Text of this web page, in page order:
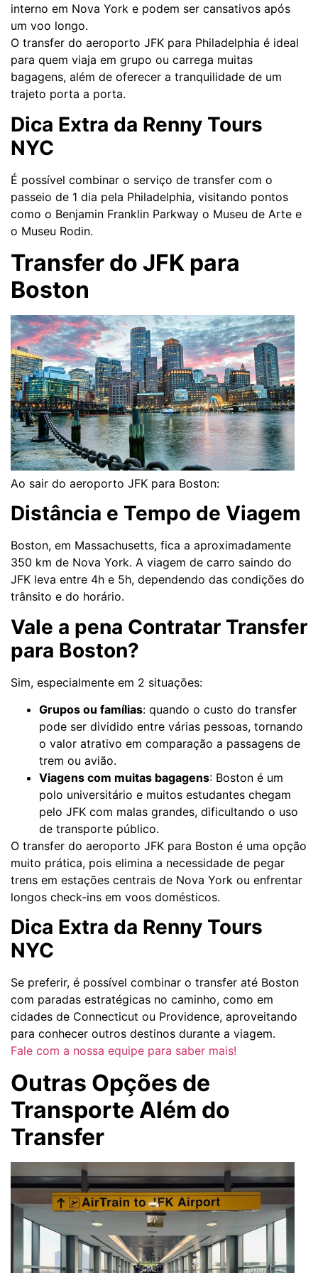
interno em Nova York e podem ser cansativos após
um voo longo.
O transfer do aeroporto JFK para Philadelphia é ideal
para quem viaja em grupo ou carrega muitas
bagagens, além de oferecer a tranquilidade de um
trajeto porta a porta.
Dica Extra da Renny Tours
NYC
É possível combinar o serviço de transfer com o
passeio de 1 dia pela Philadelphia, visitando pontos
como o Benjamin Franklin Parkway o Museu de Arte e
o Museu Rodin.
Transfer do JFK para
Boston
Ao sair do aeroporto JFK para Boston:
Distância e Tempo de Viagem
Boston, em Massachusetts, fica a aproximadamente
350 km de Nova York. A viagem de carro saindo do
JFK leva entre 4h e 5h, dependendo das condições do
trânsito e do horário.
Vale a pena Contratar Transfer
para Boston?
Sim, especialmente em 2 situações:
Grupos ou famílias: quando o custo do transfer
pode ser dividido entre várias pessoas, tornando
o valor atrativo em comparação a passagens de
trem ou avião.
Viagens com muitas bagagens: Boston é um
polo universitário e muitos estudantes chegam
pelo JFK com malas grandes, dificultando o uso
de transporte público.
O transfer do aeroporto JFK para Boston é uma opção
muito prática, pois elimina a necessidade de pegar
trens em estações centrais de Nova York ou enfrentar
longos check-ins em voos domésticos.
Dica Extra da Renny Tours
NYC
Se preferir, é possível combinar o transfer até Boston
com paradas estratégicas no caminho, como em
cidades de Connecticut ou Providence, aproveitando
para conhecer outros destinos durante a viagem.
Fale com a nossa equipe para saber mais!
Outras Opções de
Transporte Além do
Transfer